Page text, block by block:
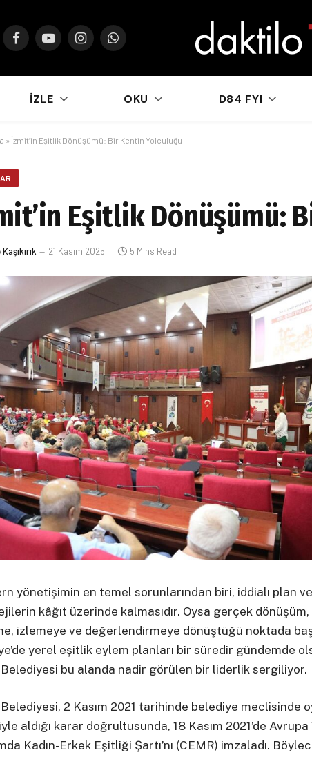
FacebookYouTubeInstagramWhatsApp
İZLE OKU D84 FYI
» İzmit’in Eşitlik Dönüşümü: Bir Kentin Yolculuğu
Eşitlik Dönüşümü:
21 Kasım 2025 5 Mins Read
yönetişimin en temel sorunlarından biri, iddialı plan ve
kâğıt üzerinde kalmasıdır. Oysa gerçek dönüşüm,
izlemeye ve değerlendirmeye dönüştüğü noktada
yerel eşitlik eylem planları bir süredir gündemde
bu alanda nadir görülen bir liderlik sergiliyor.
2 Kasım 2021 tarihinde belediye meclisinde
aldığı karar doğrultusunda, 18 Kasım 2021’de Avrupa
Kadın-Erkek Eşitliği Şartı’nı (CEMR) imzaladı.